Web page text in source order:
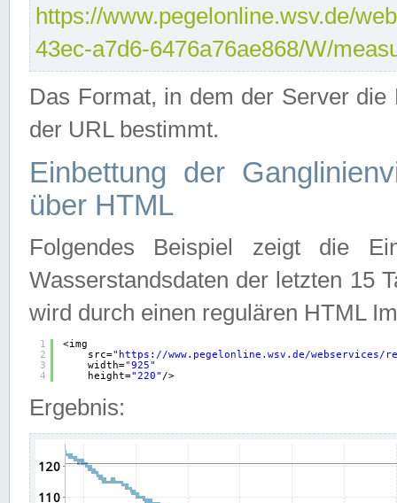
https://www.pegelonline.wsv.de/
43ec-a7d6-6476a76ae868/W/
Das Format, in dem der Server
der URL bestimmt.
Einbettung der
über HTML
Folgendes Beispiel zeigt die
Wasserstandsdaten der letzten 15
wird durch einen regulären HTML
1
2
3
4
<img
src=" https://www.pegelonline.wsv.de/webservices/
width="925"
height="220" />
Ergebnis: